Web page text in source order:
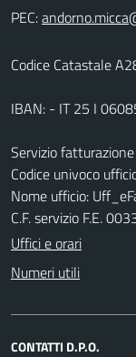
PEC:
Codice Catastale
IBAN: - IT 25 I
Servizio
Codice univoco
Nome ufficio:
C.F. servizio F.E.
Uffici e orari
Numeri utili
CONTATTI D.P.O.